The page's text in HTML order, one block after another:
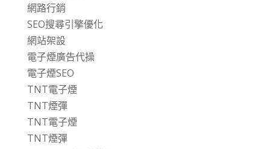
網路行銷
SEO搜尋引擎優化
網站架設
電子煙廣告代操
電子煙SEO
TNT電子煙
TNT煙彈
TNT電子煙
TNT煙彈